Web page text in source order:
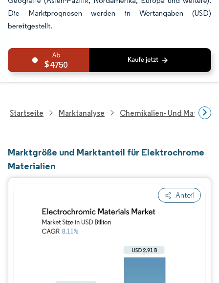
Die Marktprognosen werden in Wertangaben (USD)
bereitgestellt.
4750
Startseite Marktanalyse Chemikalien- Und
Marktgröße und Marktanteil für Elektrochrome
Materialien
Anteil